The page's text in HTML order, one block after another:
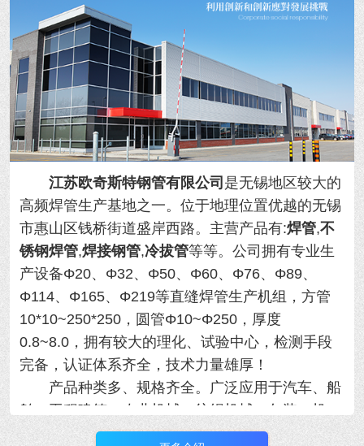
江苏欧奇斯特钢管有限公司 是无锡地区较大的
高频焊管生产基地之一。位于地理位置优越的无锡
市惠山区钱桥街道盛岸西路。主营产品有:焊管,不
锈钢焊管,焊接钢管,冷拔管等等。 公司拥有专业生
产设备Φ20、Φ32、Φ50、Φ60、Φ76、Φ89、
Φ114、Φ165、Φ219等直缝焊管生产机组，方管
10*10~250*250，圆管Φ10~Φ250，厚度
0.8~8.0，拥有较大的理化、试验中心，检测手段
完备，认证体系齐全，技术力量雄厚！
产品种类多、规格齐全。广泛应用于汽车、船
舶、工程建筑、农业机械、纺织机械、包装、机
械、制冷设备等行业，年产量大！用于各类精密机